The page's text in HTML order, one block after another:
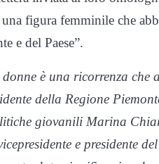
figura femminile che
e del Paese”.
è una ricorrenza
della Regione
giovanili Marina
e presidente